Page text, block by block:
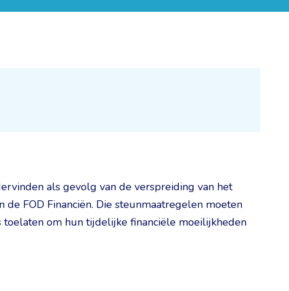
als gevolg van de verspreiding van het
FOD Financiën. Die steunmaatregelen moeten
om hun tijdelijke financiële moeilijkheden